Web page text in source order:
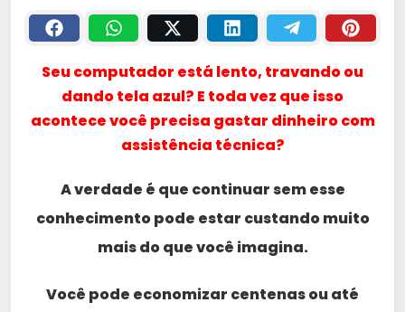
Seu computador está lento, travando ou
dando tela azul? E toda vez que isso
acontece você precisa gastar dinheiro com
assistência técnica?
A verdade é que continuar sem esse
conhecimento pode estar custando muito
mais do que você imagina.
Você pode economizar centenas ou até